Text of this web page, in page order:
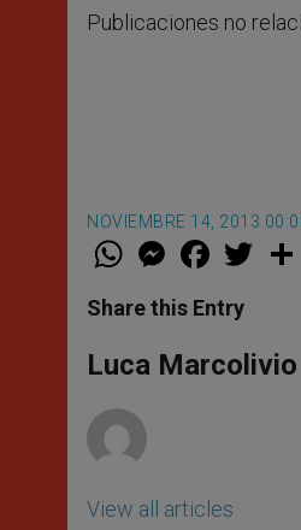
Publicaciones no
NOVIEMBRE 14, 2013
W
t
s
p
p
M
e
s
e
g
e
F
a
e
b
o
k
w
r
Share this Entry
Luca Marcolivio
View all articles